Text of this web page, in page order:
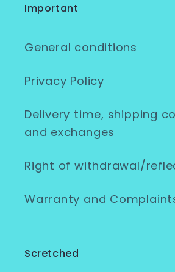
Important
General conditions
Privacy Policy
Delivery time, shipping
and exchanges
Right of withdrawal/
Warranty and
Scretched